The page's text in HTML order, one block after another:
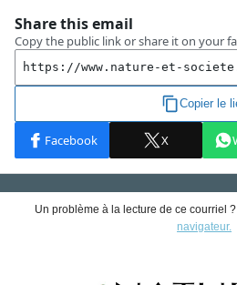
Un problème à la lecture de ce courriel ?
navigateur.